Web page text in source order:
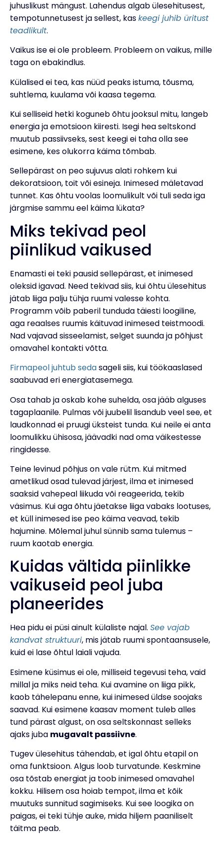
juhuslikust mängust. Lahendus algab ülesehitusest,
tempotunnetusest ja sellest, kaskeegi juhib üritust
teadlikult.
Vaikus ise ei ole probleem. Probleem on vaikus, mille
taga on ebakindlus.
Külalised ei tea, kas nüüd peaks istuma, tõusma,
suhtlema, kuulama või kaasa tegema.
Kui selliseid hetki koguneb õhtu jooksul mitu, langeb
energia ja emotsioon kiiresti. Isegi hea seltskond
muutub passiivseks, sest keegi ei taha olla see
esimene, kes olukorra käima tõmbab.
Sellepärast on peo sujuvus alati rohkem kui
dekoratsioon, toit või esineja. Inimesed mäletavad
tunnet. Kas õhtu voolas loomulikult või tuli seda iga
järgmise sammu eel käima lükata?
Miks tekivad peol
piinlikud vaikused
Enamasti ei teki pausid sellepärast, et inimesed
oleksid igavad. Need tekivad siis, kui õhtu ülesehitus
jätab liiga palju tühja ruumi valesse kohta.
Programm võib paberil tunduda täiesti loogiline,
aga reaalses ruumis käituvad inimesed teistmoodi.
Nad vajavad sisseelamist, selget suunda ja põhjust
omavahel kontakti võtta.
Firmapeol juhtub sedasageli siis, kui töökaaslased
saabuvad eri energiatasemega.
Osa tahab ja oskab kohe suhelda, osa jääb alguses
tagaplaanile. Pulmas või juubelil lisandub veel see, et
laudkonnad ei pruugi üksteist tunda. Kui neile ei anta
loomulikku ühisosa, jäävadki nad oma väikestesse
ringidesse.
Teine levinud põhjus on vale rütm. Kui mitmed
ametlikud osad tulevad järjest, ilma et inimesed
saaksid vahepeal liikuda või reageerida, tekib
väsimus. Kui aga õhtu jäetakse liiga vabaks lootuses,
et küll inimesed ise peo käima veavad, tekib
hajumine. Mõlemal juhul sünnib sama tulemus –
ruum kaotab energia.
Kuidas vältida piinlikke
vaikuseid peol juba
planeerides
Hea pidu ei püsi ainult külaliste najal. See vajab
kandvat struktuuri, mis jätab ruumi spontaansusele,
kuid ei lase õhtul laiali vajuda.
Esimene küsimus ei ole, milliseid tegevusi teha, vaid
millal ja miks neid teha. Kui avamine on liiga pikk,
kaob tähelepanu enne, kui inimesed üldse soojaks
saavad. Kui esimene kaasav moment tuleb alles
tund pärast algust, on osa seltskonnast selleks
ajaks juba mugavalt passiivne.
Tugev ülesehitus tähendab, et igal õhtu etapil on
oma funktsioon. Algus loob turvatunde. Keskmine
osa tõstab energiat ja toob inimesed omavahel
kokku. Hilisem osa hoiab tempot, ilma et kõik
muutuks sunnitud sagimiseks. Kui see loogika on
paigas, ei teki tühje auke, mida hiljem paaniliselt
täitma peab.